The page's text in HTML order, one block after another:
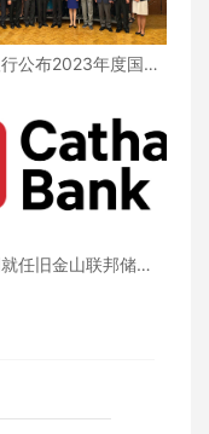
公布2023年度国泰
任旧金山联邦储备